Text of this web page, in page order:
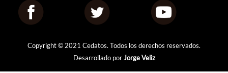
Copyright © 2021 Cedatos. Todos los derechos reservados.
Desarrollado porJorge Veliz